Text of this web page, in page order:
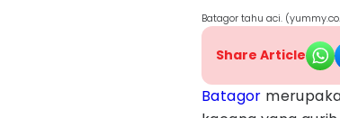
Batagor tahu aci.
Share Article
Batagor